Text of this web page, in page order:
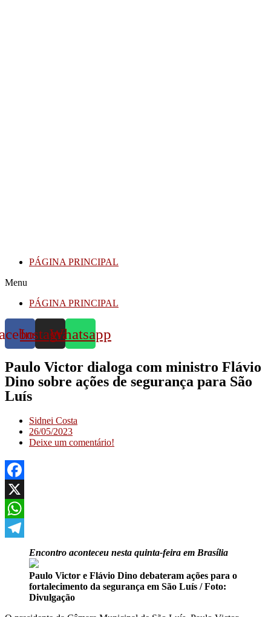
PÁGINA PRINCIPAL
Menu
PÁGINA PRINCIPAL
InstagramWhatsapp
Paulo Victor dialoga com ministro Flávio
Dino sobre ações de segurança para São
Luís
Sidnei Costa
26/05/2023
Deixe um comentário!
Facebook
X
WhatsApp
Telegram
Encontro aconteceu nesta quinta-feira em Brasília
Paulo Victor e Flávio Dino debateram ações para o
fortalecimento da segurança em São Luís / Foto:
Divulgação